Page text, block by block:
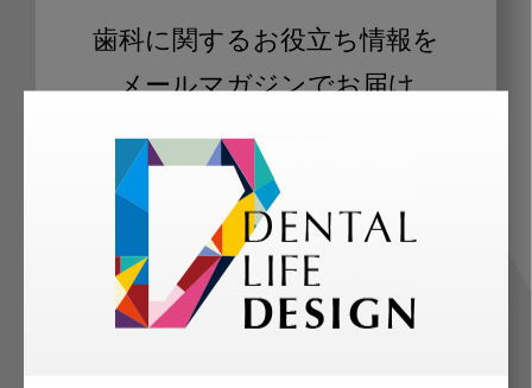
歯科に関するお役立ち情報を
メールマガジンでお届け
ご登録いただいた職種（歯科医師、歯
科衛生士、歯科技工士）に合わせた内
容のメールマガジンをお届けします。